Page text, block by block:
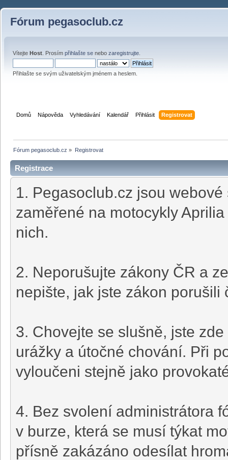
Fórum pegasoclub.cz
Vítejte Host . Prosím přihlašte se nebo zaregistrujte
Přihlašte se svým uživatelským jménem a heslem.
Domů Nápověda Vyhledávání Kalendář Přihlásit Registrovat
Fórum pegasoclub.cz » Registrovat
Registrace
1. Pegasoclub.cz jsou
zaměřené na motocykly
nich.
2. Neporušujte zákony ČR a
nepište, jak jste zákon porušili
3. Chovejte se slušně, jste
urážky a útočné chování. Při
vyloučeni stejně jako
4. Bez svolení administrátora
v burze, která se musí týkat
přísně zakázáno odesílat